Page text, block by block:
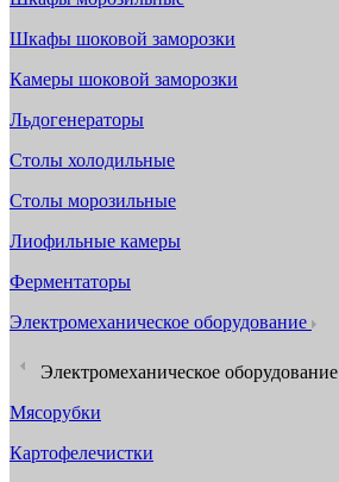
Шкафы шоковой заморозки
Камеры шоковой заморозки
Льдогенераторы
Столы холодильные
Столы морозильные
Лиофильные камеры
Ферментаторы
Электромеханическое оборудование
Электромеханическое оборудование
Мясорубки
Картофелечистки